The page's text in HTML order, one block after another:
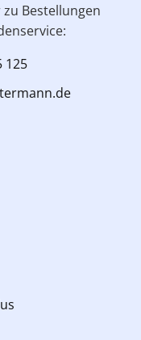
Bestellungen
125